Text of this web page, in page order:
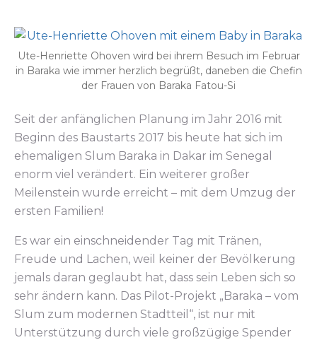
Ute-Henriette Ohoven wird bei ihrem Besuch im Februar
in Baraka wie immer herzlich begrüßt, daneben die Chefin
der Frauen von Baraka Fatou-Si
Seit der anfänglichen Planung im Jahr 2016 mit
Beginn des Baustarts 2017 bis heute hat sich im
ehemaligen Slum Baraka in Dakar im Senegal
enorm viel verändert. Ein weiterer großer
Meilenstein wurde erreicht – mit dem Umzug der
ersten Familien!
Es war ein einschneidender Tag mit Tränen,
Freude und Lachen, weil keiner der Bevölkerung
jemals daran geglaubt hat, dass sein Leben sich so
sehr ändern kann. Das Pilot-Projekt „Baraka – vom
Slum zum modernen Stadtteil“, ist nur mit
Unterstützung durch viele großzügige Spender